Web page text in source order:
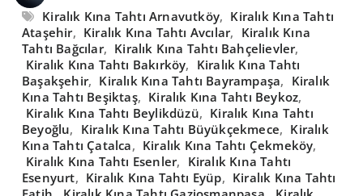
Kiralık Kına Tahtı Arnavutköy, Kiralık Kına Tahtı
Ataşehir, Kiralık Kına Tahtı Avcılar, Kiralık Kına
Tahtı Bağcılar, Kiralık Kına Tahtı Bahçelievler,
Kiralık Kına Tahtı Bakırköy, Kiralık Kına Tahtı
Başakşehir, Kiralık Kına Tahtı Bayrampaşa, Kiralık
Kına Tahtı Beşiktaş, Kiralık Kına Tahtı Beykoz,
Kiralık Kına Tahtı Beylikdüzü, Kiralık Kına Tahtı
Beyoğlu, Kiralık Kına Tahtı Büyükçekmece, Kiralık
Kına Tahtı Çatalca, Kiralık Kına Tahtı Çekmeköy,
Kiralık Kına Tahtı Esenler, Kiralık Kına Tahtı
Esenyurt, Kiralık Kına Tahtı Eyüp, Kiralık Kına Tahtı